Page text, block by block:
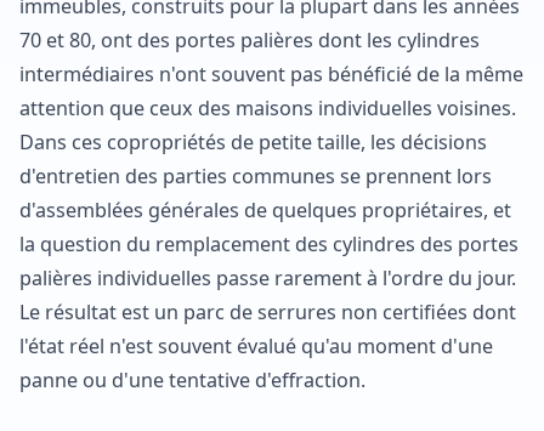
immeubles, construits pour la plupart dans les années
70 et 80, ont des portes palières dont les cylindres
intermédiaires n'ont souvent pas bénéficié de la même
attention que ceux des maisons individuelles voisines.
Dans ces copropriétés de petite taille, les décisions
d'entretien des parties communes se prennent lors
d'assemblées générales de quelques propriétaires, et
la question du remplacement des cylindres des portes
palières individuelles passe rarement à l'ordre du jour.
Le résultat est un parc de serrures non certifiées dont
l'état réel n'est souvent évalué qu'au moment d'une
panne ou d'une tentative d'effraction.